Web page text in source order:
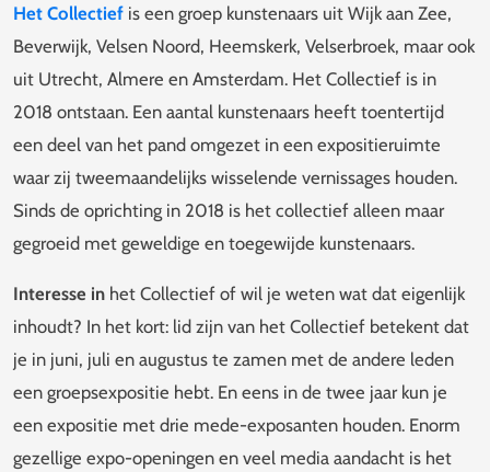
Het Collectief is een groep kunstenaars uit Wijk aan Zee,
Beverwijk, Velsen Noord, Heemskerk, Velserbroek, maar ook
uit Utrecht, Almere en Amsterdam. Het Collectief is in
2018 ontstaan. Een aantal kunstenaars heeft toentertijd
een deel van het pand omgezet in een expositieruimte
waar zij tweemaandelijks wisselende vernissages houden.
Sinds de oprichting in 2018 is het collectief alleen maar
gegroeid met geweldige en toegewijde kunstenaars.
Interesse in het Collectief of wil je weten wat dat eigenlijk
inhoudt? In het kort: lid zijn van het Collectief betekent dat
je in juni, juli en augustus te zamen met de andere leden
een groepsexpositie hebt. En eens in de twee jaar kun je
een expositie met drie mede-exposanten houden. Enorm
gezellige expo-openingen en veel media aandacht is het